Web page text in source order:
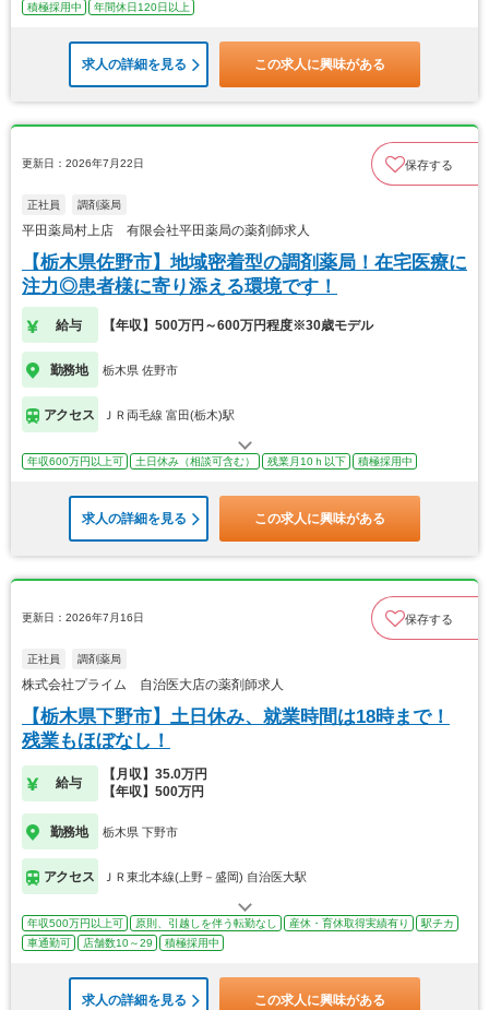
積極採用中
年間休日120日以上
求人の詳細を見る この求人に興味がある
更新日：2026年7月22日 保存する
正社員 調剤薬局
平田薬局村上店 有限会社平田薬局の薬剤師求人
【栃木県佐野市】地域密着型の調剤薬局！在宅医療に
注力◎患者様に寄り添える環境です！
給与 【年収】500万円～600万円程度※30歳モデル
勤務地 栃木県 佐野市
アクセス ＪＲ両毛線 富田(栃木)駅
年収600万円以上可 土日休み（相談可含む） 残業月10ｈ以下 積極採用中
求人の詳細を見る この求人に興味がある
更新日：2026年7月16日 保存する
正社員 調剤薬局
株式会社プライム 自治医大店の薬剤師求人
【栃木県下野市】土日休み、就業時間は18時まで！
残業もほぼなし！
給与
【月収】35.0万円
【年収】500万円
勤務地 栃木県 下野市
アクセス ＪＲ東北本線(上野－盛岡) 自治医大駅
年収500万円以上可 原則、引越しを伴う転勤なし 産休・育休取得実績有り
駅チカ
車通勤可
店舗数10～29 積極採用中
求人の詳細を見る この求人に興味がある